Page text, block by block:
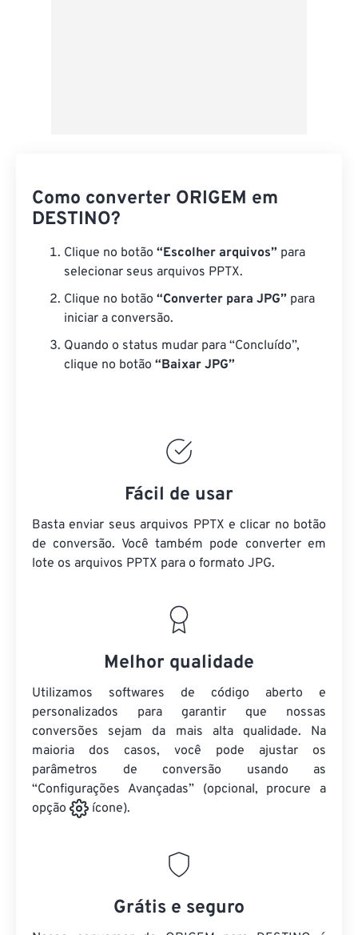
Como converter ORIGEM em
DESTINO?
Clique no botão “Escolher arquivos” para
selecionar seus arquivos PPTX.
Clique no botão “Converter para JPG” para
iniciar a conversão.
Quando o status mudar para “Concluído”,
clique no botão “Baixar JPG”
Fácil de usar
Basta enviar seus arquivos PPTX e clicar no botão
de conversão. Você também pode converter em
lote os arquivos PPTX para o formato JPG.
Melhor qualidade
Utilizamos softwares de código aberto e
personalizados para garantir que nossas
conversões sejam da mais alta qualidade. Na
maioria dos casos, você pode ajustar os
parâmetros de conversão usando as
“Configurações Avançadas” (opcional, procure a
opção
ícone).
Grátis e seguro